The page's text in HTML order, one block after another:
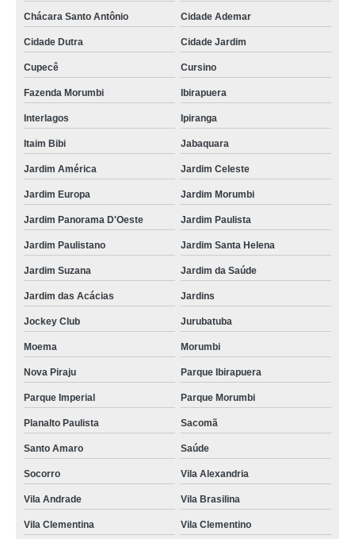
Chácara Santo Antônio Cidade Ademar
Cidade Dutra Cidade Jardim
Cupecê Cursino
Fazenda Morumbi Ibirapuera
Interlagos Ipiranga
Itaim Bibi Jabaquara
Jardim América Jardim Celeste
Jardim Europa Jardim Morumbi
Jardim Panorama D'Oeste Jardim Paulista
Jardim Paulistano Jardim Santa Helena
Jardim Suzana Jardim da Saúde
Jardim das Acácias Jardins
Jockey Club Jurubatuba
Moema Morumbi
Nova Piraju Parque Ibirapuera
Parque Imperial Parque Morumbi
Planalto Paulista Sacomã
Santo Amaro Saúde
Socorro Vila Alexandria
Vila Andrade Vila Brasilina
Vila Clementina Vila Clementino